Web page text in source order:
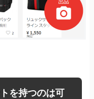
を持つのは可